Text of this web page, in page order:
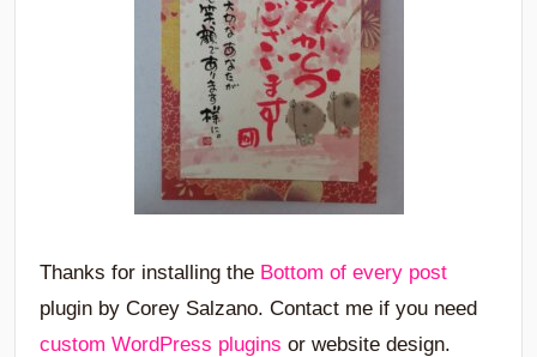
Thanks for installing the Bottom of every post
plugin by Corey Salzano. Contact me if you need
custom WordPress plugins or website design.